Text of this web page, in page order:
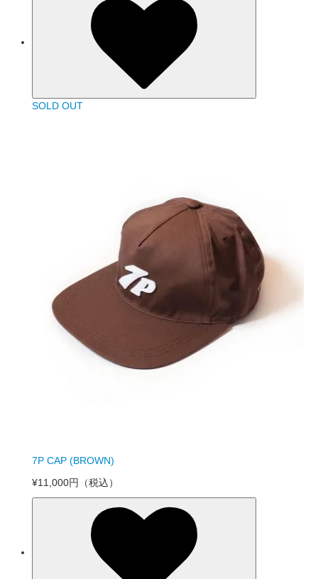
SOLD OUT
7P CAP (BROWN)
¥11,000円
（税込）